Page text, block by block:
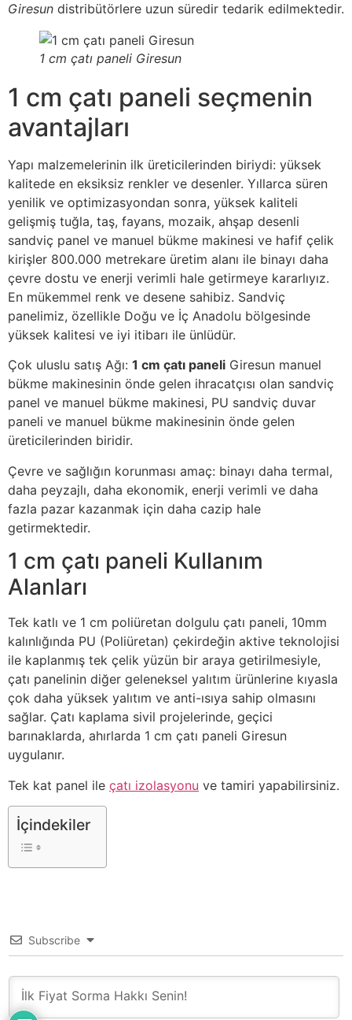
Giresun distribütörlere uzun süredir tedarik edilmektedir.
1 cm çatı paneli Giresun
1 cm çatı paneli seçmenin
avantajları
Yapı malzemelerinin ilk üreticilerinden biriydi: yüksek
kalitede en eksiksiz renkler ve desenler. Yıllarca süren
yenilik ve optimizasyondan sonra, yüksek kaliteli
gelişmiş tuğla, taş, fayans, mozaik, ahşap desenli
sandviç panel ve manuel bükme makinesi ve hafif çelik
kirişler 800.000 metrekare üretim alanı ile binayı daha
çevre dostu ve enerji verimli hale getirmeye kararlıyız.
En mükemmel renk ve desene sahibiz. Sandviç
panelimiz, özellikle Doğu ve İç Anadolu bölgesinde
yüksek kalitesi ve iyi itibarı ile ünlüdür.
Çok uluslu satış Ağı: 1 cm çatı paneli Giresun manuel
bükme makinesinin önde gelen ihracatçısı olan sandviç
panel ve manuel bükme makinesi, PU sandviç duvar
paneli ve manuel bükme makinesinin önde gelen
üreticilerinden biridir.
Çevre ve sağlığın korunması amaç: binayı daha termal,
daha peyzajlı, daha ekonomik, enerji verimli ve daha
fazla pazar kazanmak için daha cazip hale
getirmektedir.
1 cm çatı paneli Kullanım
Alanları
Tek katlı ve 1 cm poliüretan dolgulu çatı paneli, 10mm
kalınlığında PU (Poliüretan) çekirdeğin aktive teknolojisi
ile kaplanmış tek çelik yüzün bir araya getirilmesiyle,
çatı panelinin diğer geleneksel yalıtım ürünlerine kıyasla
çok daha yüksek yalıtım ve anti-ısıya sahip olmasını
sağlar. Çatı kaplama sivil projelerinde, geçici
barınaklarda, ahırlarda 1 cm çatı paneli Giresun
uygulanır.
Tek kat panel ile çatı izolasyonu ve tamiri yapabilirsiniz.
İçindekiler
Subscribe